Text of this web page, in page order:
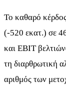
Το καθαρό
(-520 εκατ.) σε
και EBIT
τη διαρθρωτική
αριθμός των